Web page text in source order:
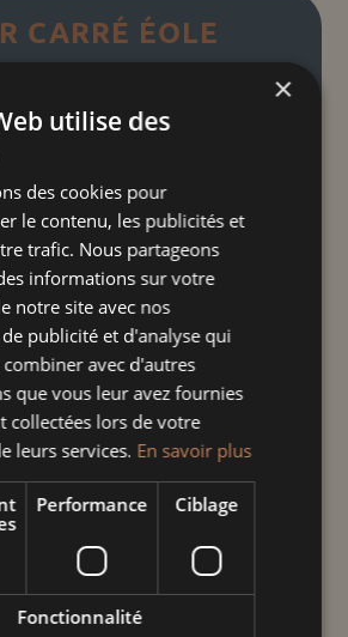
CARRÉ ÉOLE
de
17,00 €
à
27,00 €
pissenlits
saladiers carrés en
en petit et grand
allier design moderne et
lors de vos repas en famille
panier
×
utilise des
des cookies pour
le contenu, les publicités et
trafic. Nous partageons
informations sur votre
notre site avec nos
publicité et d'analyse qui
avec d'autres
que vous leur avez fournies
collectées lors de votre
leurs services. En savoir plus
Performance Ciblage
Fonctionnalité